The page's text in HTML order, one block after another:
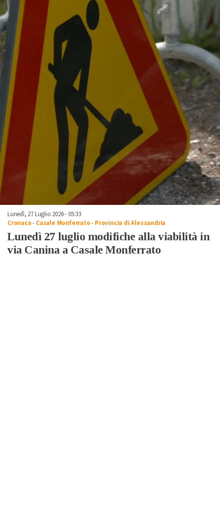
Lunedì, 27 Luglio 2026 - 05:33
Cronaca- Casale Monferrato- Provincia di Alessandria
Lunedì 27 luglio modifiche alla viabilità in
via Canina a Casale Monferrato